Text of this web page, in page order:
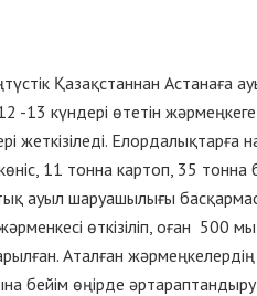
Қазақстаннан Астанаға
-13 күндері өтетін
жеткізіледі.
11 тонна картоп, 35
ауыл шаруашылығы
өткізіліп, оған 500
Аталған
бейім өңірде